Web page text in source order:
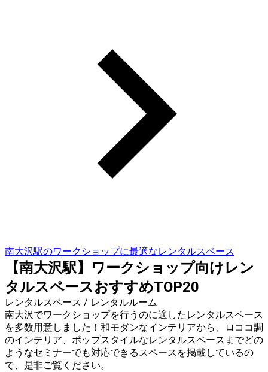
南大沢駅のワークショップに最適なレンタルスペース
【南大沢駅】ワークショップ向けレン
タルスペースおすすめTOP20
レンタルスペース / レンタルルーム
南大沢でワークショップを行うのに適したレンタルスペース
を多数用意しました！和モダンなインテリアから、ロココ調
のインテリア、ポップスタイルなレンタルスペースまでどの
ようなセミナーでも対応できるスペースを掲載しているの
で、是非ご覧ください。